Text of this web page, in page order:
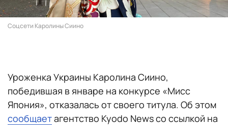
Соцсети Каролины Сиино
Уроженка Украины Каролина Сиино,
победившая в январе на конкурсе «Мисс
Япония», отказалась от своего титула. Об этом
сообщаетагентство Kyodo News со ссылкой на